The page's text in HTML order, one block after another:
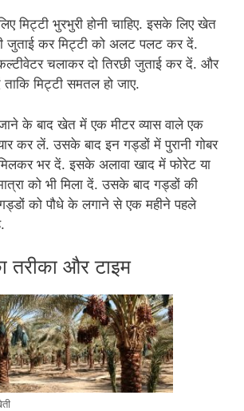
मिट्टी भुरभुरी होनी चाहिए. इसके लिए खेत
जुताई कर मिट्टी को अलट पलट कर दें.
चलाकर दो तिरछी जुताई कर दें. और
मिट्टी समतल हो जाए.
के बाद खेत में एक मीटर व्यास वाले एक
कर लें. उसके बाद इन गड्डों में पुरानी गोबर
भर दें. इसके अलावा खाद में फोरेट या
को भी मिला दें. उसके बाद गड्डों की
को पौधे के लगाने से एक महीने पहले
तरीका और टाइम